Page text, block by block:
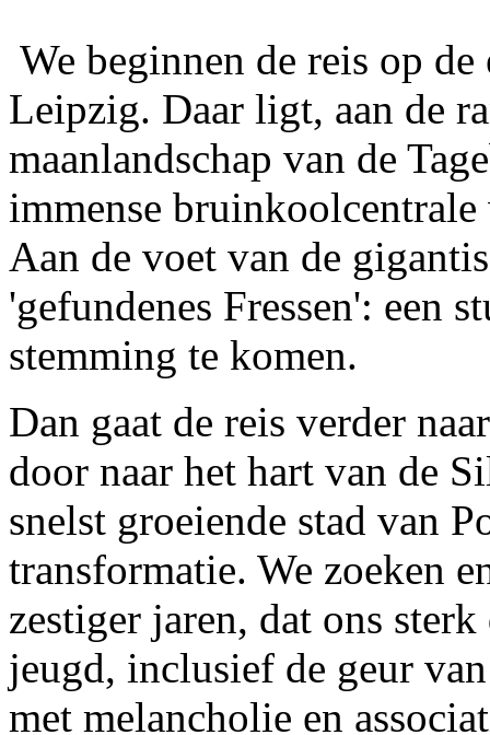
We beginnen de reis op
Leipzig. Daar ligt, aan de
maanlandschap van de
immense
Aan de voet van de
'gefundenes Fressen': een
stemming te komen.
Dan gaat de reis verder
door naar het hart van de
snelst groeiende stad van
transformatie. We zoeken
zestiger jaren, dat ons
jeugd, inclusief de geur
met melancholie en